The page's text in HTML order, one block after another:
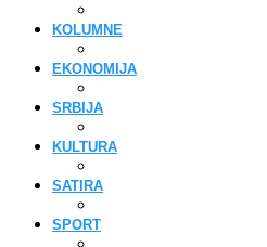
KOLUMNE
EKONOMIJA
SRBIJA
KULTURA
SATIRA
SPORT